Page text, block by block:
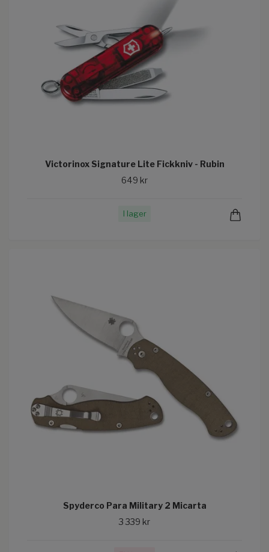
Victorinox Signature Lite Fickkniv - Rubin
649 kr
I lager
Spyderco Para Military 2 Micarta
3 339 kr